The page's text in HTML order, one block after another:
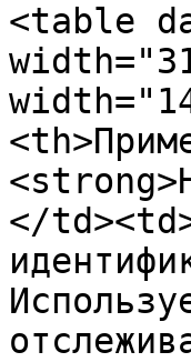
<table
</